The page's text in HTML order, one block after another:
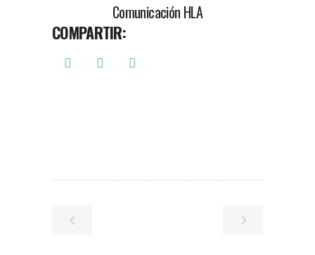
Comunicación HLA
COMPARTIR: